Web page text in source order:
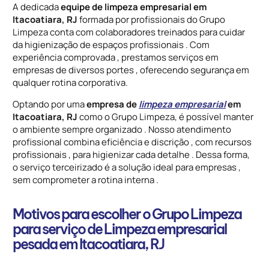
A dedicadaequipe de limpeza empresarial em
Itacoatiara, RJformada por profissionais do Grupo
Limpeza conta com colaboradores treinados para cuidar
da higienização de espaços profissionais . Com
experiência comprovada , prestamos serviços em
empresas de diversos portes , oferecendo segurança em
qualquer rotina corporativa.
Optando por umaempresa delimpeza empresarialem
Itacoatiara, RJcomo o Grupo Limpeza, é possível manter
o ambiente sempre organizado . Nosso atendimento
profissional combina eficiência e discrição , com recursos
profissionais , para higienizar cada detalhe . Dessa forma,
o serviço terceirizado é a solução ideal para empresas ,
sem comprometer a rotina interna .
Motivos para escolher o Grupo Limpeza
para serviço de Limpeza empresarial
pesada em Itacoatiara, RJ